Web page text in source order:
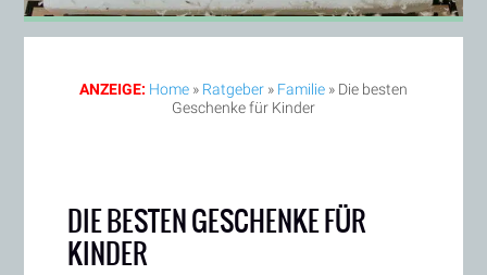
ANZEIGE: Home» Ratgeber» Familie» Die besten
Geschenke für Kinder
DIE BESTEN GESCHENKE FÜR
KINDER